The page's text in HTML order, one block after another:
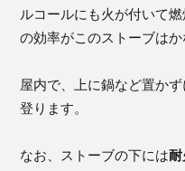
ルコールにも火が付いて
の効率がこのストーブはか
屋内で、上に鍋など置か
登ります。
なお、ストーブの下には耐